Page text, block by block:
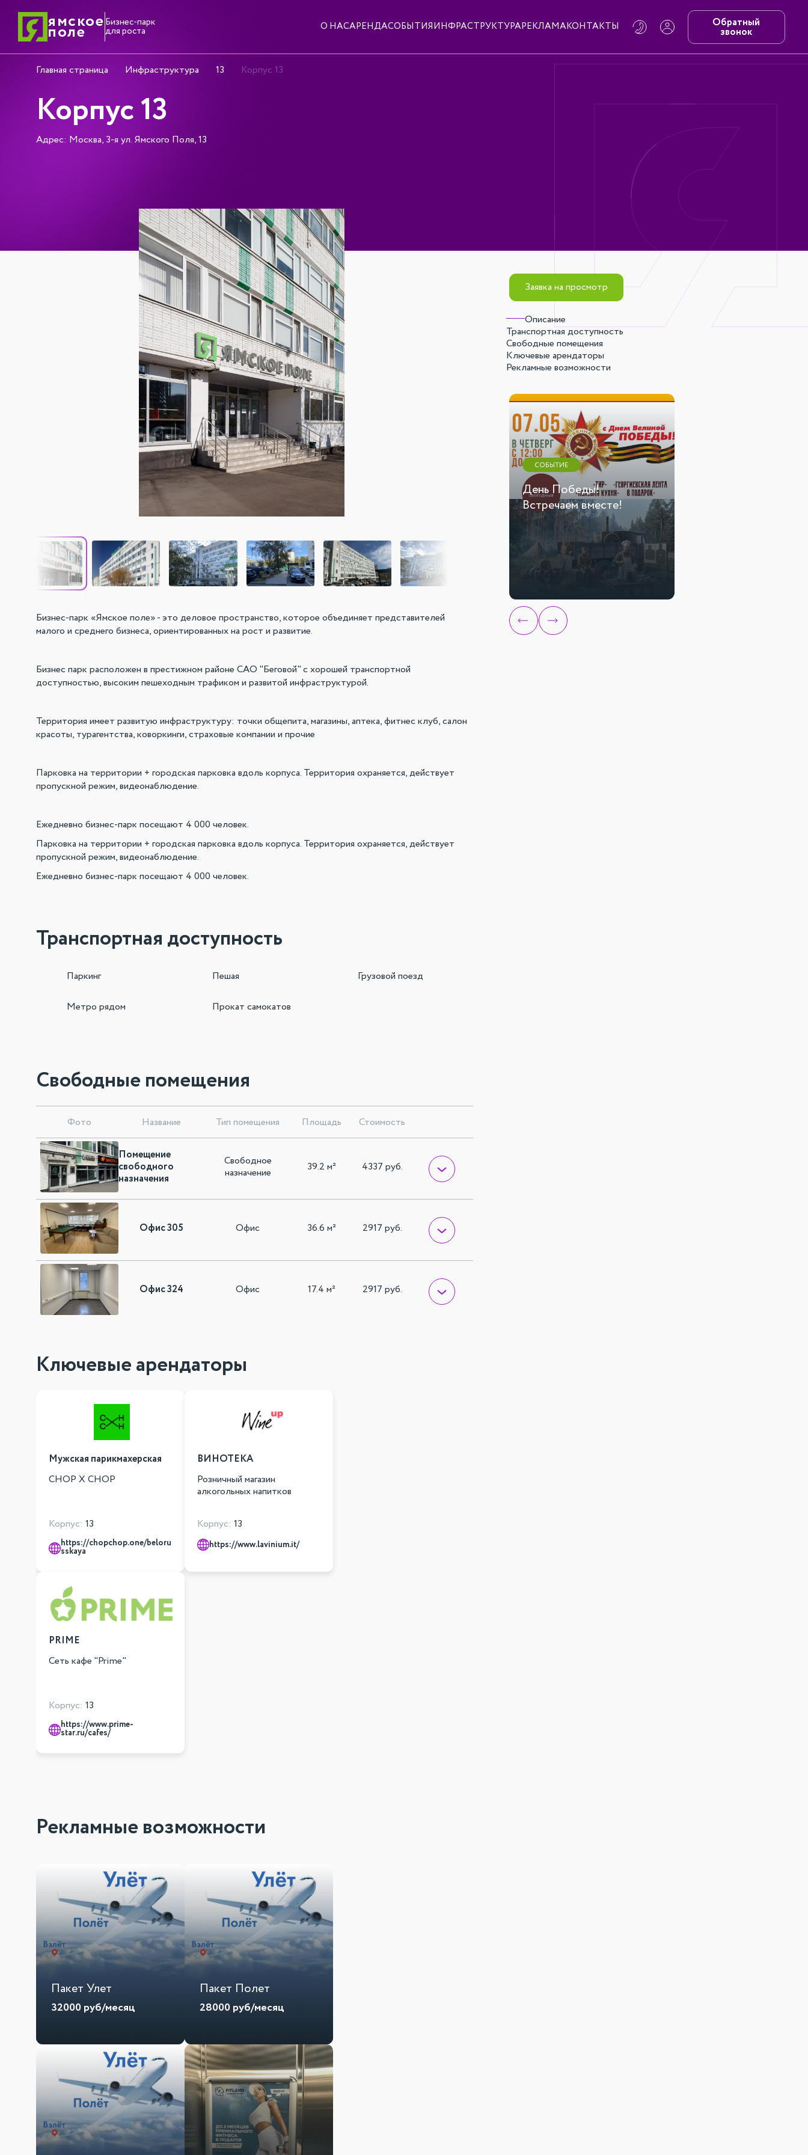
ямское
поле Бизнес-парк
для роста О НАСАРЕНДАСОБЫТИЯИНФРАСТРУКТУРАРЕКЛАМАКОНТАКТЫ Обратный
звонок
Главная страница Инфраструктура 13 Корпус 13
Корпус 13
Адрес: Москва, 3-я ул. Ямского Поля, 13
Бизнес-парк «Ямское поле» - это деловое пространство, которое объединяет представителей
малого и среднего бизнеса, ориентированных на рост и развитие.
Бизнес парк расположен в престижном районе САО "Беговой" с хорошей транспортной
доступностью, высоким пешеходным трафиком и развитой инфраструктурой.
Территория имеет развитую инфраструктуру: точки общепита, магазины, аптека, фитнес клуб, салон
красоты, турагентства, коворкинги, страховые компании и прочие
Парковка на территории + городская парковка вдоль корпуса. Территория охраняется, действует
пропускной режим, видеонаблюдение.
Ежедневно бизнес-парк посещают 4 000 человек.
Парковка на территории + городская парковка вдоль корпуса. Территория охраняется, действует
пропускной режим, видеонаблюдение.
Ежедневно бизнес-парк посещают 4 000 человек.
Транспортная доступность
Паркинг Пешая Грузовой поезд
Метро рядом Прокат самокатов
Свободные помещения
Фото Название Тип помещения Площадь Стоимость
Помещение
свободного
назначения
Свободное
назначение
39.2 м² 4337 руб.
Офис 305 Офис 36.6 м² 2917 руб.
Офис 324 Офис 17.4 м² 2917 руб.
Ключевые арендаторы
Мужская парикмахерская
CHOP X CHOP
Корпус: 13
https://chopchop.one/beloru
sskaya
ВИНОТЕКА
Розничный магазин
алкогольных напитков
Корпус: 13
https://www.lavinium.it/
PRIME
Сеть кафе "Prime"
Корпус: 13
https://www.prime-
star.ru/cafes/
Рекламные возможности
Пакет Улет
32000руб/месяц
Пакет Полет
28000руб/месяц
Заявка на просмотр
Описание
Транспортная доступность
Свободные помещения
Ключевые арендаторы
Рекламные возможности
СОБЫТИЕ
День Победы!
Встречаем вместе!